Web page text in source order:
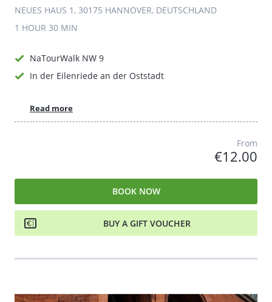
NEUES HAUS 1, 30175 HANNOVER, DEUTSCHLAND
1 HOUR 30 MIN
NaTourWalk NW 9
In der Eilenriede an der Oststadt
Read more
From
€12.00
BOOK NOW
BUY A GIFT VOUCHER